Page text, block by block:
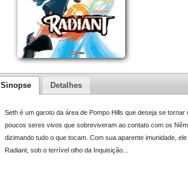
Sinopse Detalhes
Seth é um garoto da área de Pompo Hills que deseja se
poucos seres vivos que sobreviveram ao contato com os
dizimando tudo o que tocam. Com sua aparente imunidade,
Radiant, sob o terrível olho da Inquisição...